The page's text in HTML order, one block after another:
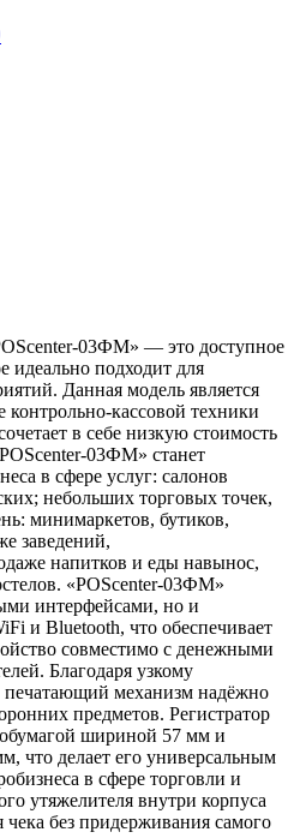
03ФМ» — это доступное
идеально подходит для
Данная модель является
кассовой техники
в себе низкую стоимость
03ФМ» станет
в сфере услуг: салонов
небольших торговых точек,
минимаркетов, бутиков,
заведений,
напитков и еды навынос,
«POScenter-03ФМ»
интерфейсами, но и
и Bluetooth, что обеспечивает
совместимо с денежными
Благодаря узкому
печатающий механизм надёжно
предметов. Регистратор
шириной 57 мм и
что делает его универсальным
в сфере торговли и
утяжелителя внутри корпуса
чека без придерживания самого